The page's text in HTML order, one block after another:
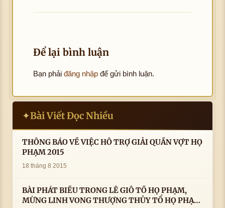
Để lại bình luận
Bạn phải đăng nhập để gửi bình luận.
✦Bài Viết Đọc Nhiều
THÔNG BÁO VỀ VIỆC HỖ TRỢ GIẢI QUẦN VỢT HỌ
PHẠM 2015
18 tháng 8 2015
BÀI PHÁT BIỂU TRONG LÊ GIỖ TỔ HỌ PHẠM,
MỪNG LINH VONG THƯỢNG THỦY TỔ HỌ PHẠM